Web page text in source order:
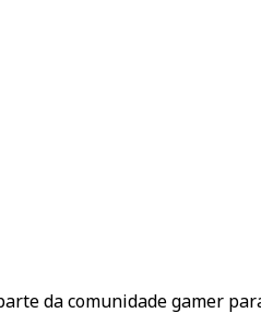
da comunidade gamer